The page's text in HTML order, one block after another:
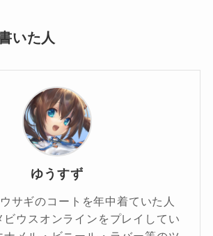
いた人
ゆうすず
サギのコートを年中着ていた人
ビウスオンラインをプレイしてい